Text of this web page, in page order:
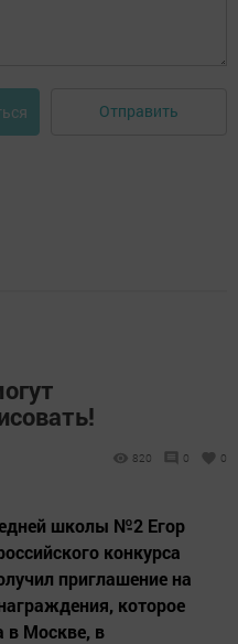
Отправить
820 0 0
школы №2 Егор
конкурса
приглашение на
которое
в Москве, в